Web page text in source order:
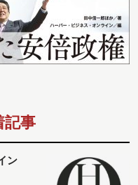
記事
ン